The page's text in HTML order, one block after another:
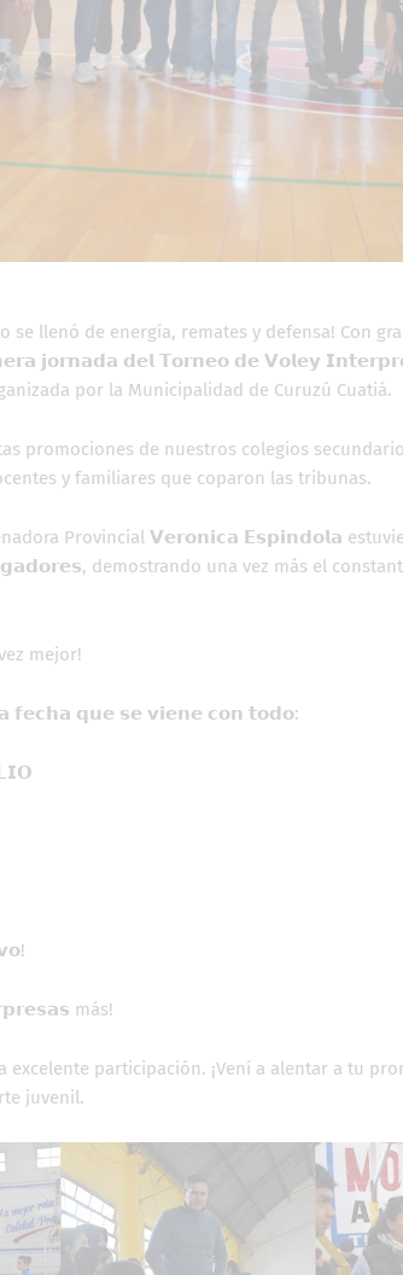
se llenó de energía, remates y defensa! Con
𝗷𝗼𝗿𝗻𝗮𝗱𝗮 𝗱𝗲𝗹 𝗧𝗼𝗿𝗻𝗲𝗼 𝗱𝗲 𝗩𝗼𝗹𝗲𝘆
por la Municipalidad de Curuzú Cuatiá.
promociones de nuestros colegios
y familiares que coparon las tribunas.
Provincial 𝗩𝗲𝗿𝗼𝗻𝗶𝗰𝗮 𝗘𝘀𝗽𝗶𝗻𝗱𝗼𝗹𝗮
demostrando una vez más el
mejor!
𝗾𝘂𝗲 𝘀𝗲 𝘃𝗶𝗲𝗻𝗲 𝗰𝗼𝗻 𝘁𝗼𝗱𝗼:
más!
participación. ¡Vení a alentar a tu
juvenil.